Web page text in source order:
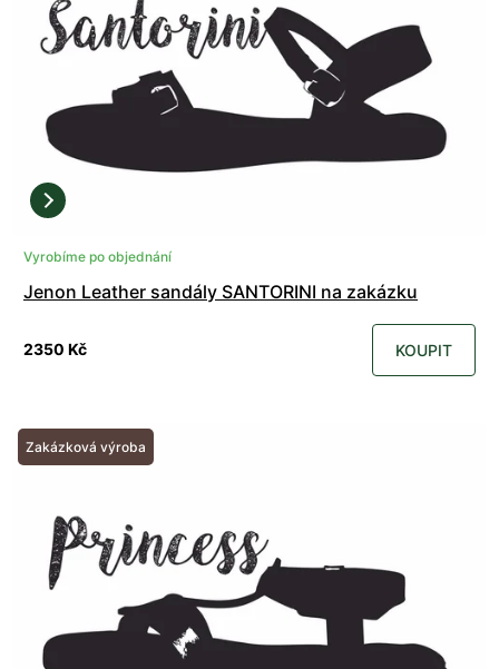
Vyrobíme po objednání
Jenon Leather sandály SANTORINI na zakázku
2350 Kč KOUPIT
Zakázková výroba